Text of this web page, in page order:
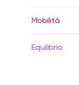
Mobilità
Equilibrio